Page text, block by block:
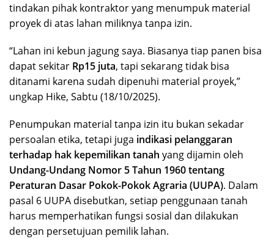
tindakan pihak kontraktor yang menumpuk material
proyek di atas lahan miliknya tanpa izin.
“Lahan ini kebun jagung saya. Biasanya tiap panen bisa
dapat sekitar Rp15 juta, tapi sekarang tidak bisa
ditanami karena sudah dipenuhi material proyek,”
ungkap Hike, Sabtu (18/10/2025).
Penumpukan material tanpa izin itu bukan sekadar
persoalan etika, tetapi juga indikasi pelanggaran
terhadap hak kepemilikan tanah yang dijamin oleh
Undang-Undang Nomor 5 Tahun 1960 tentang
Peraturan Dasar Pokok-Pokok Agraria (UUPA). Dalam
pasal 6 UUPA disebutkan, setiap penggunaan tanah
harus memperhatikan fungsi sosial dan dilakukan
dengan persetujuan pemilik lahan.